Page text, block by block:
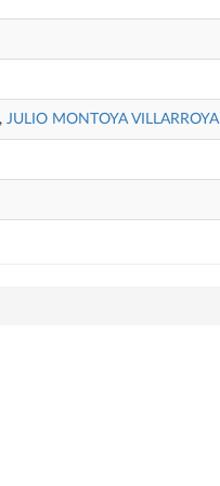
, JULIO MONTOYA VILLARROYA